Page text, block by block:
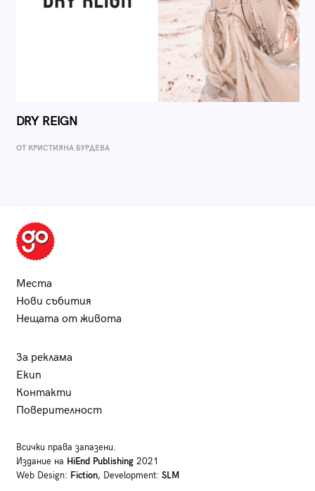
DRY REIGN
ОТ КРИСТИЯНА БУРДЕВА
Места
Нови събития
Нещата от живота
За реклама
Екип
Контакти
Поверителност
Всички права запазени.
Издание на HiEnd Publishing2021
Web Design: Fiction, Development: SLM